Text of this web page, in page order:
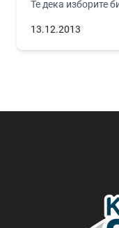
Те дека изборите
13.12.2013